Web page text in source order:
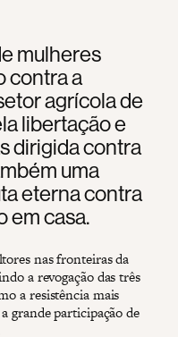
mulheres
contra a
agrícola de
libertação e
dirigida contra
uma
eterna contra
em casa.
nas fronteiras da
a revogação das três
a resistência mais
grande participação de